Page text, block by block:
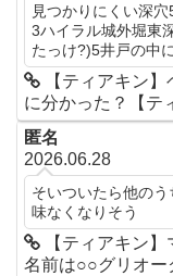
見つかりにくい深
3ハイラル城外堀東
たっけ?)5井戸の中
【ティアキン
に分かった？【テ
匿名
2026.06.28
そいついたら他の
味なくなりそう
【ティアキン
名前は○○グリオー